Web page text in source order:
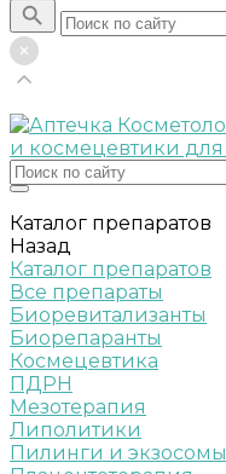
Каталог препаратов
Назад
Каталог препаратов
Все препараты
Биоревитализанты
Биорепаранты
Космецевтика
ПДРН
Мезотерапия
Липолитики
Пилинги и экзосомы